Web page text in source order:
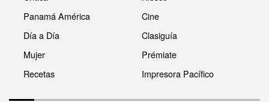
Panamá América
Día a Día
Mujer
Recetas
Cine
Clasiguía
Prémiate
Impresora Pacífico